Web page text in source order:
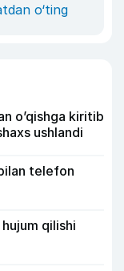
o‘ting
o’qishga kiritib
ushlandi
telefon
qilishi